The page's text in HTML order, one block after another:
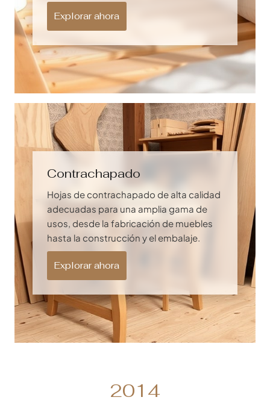
Explorar ahora
Contrachapado
Hojas de contrachapado de alta calidad
adecuadas para una amplia gama de
usos, desde la fabricación de muebles
hasta la construcción y el embalaje.
Explorar ahora
2014